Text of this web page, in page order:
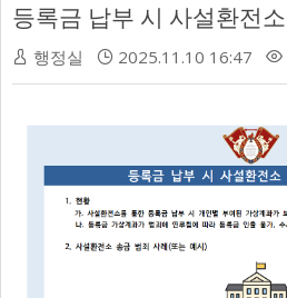
행정실 2025.11.10 16:47